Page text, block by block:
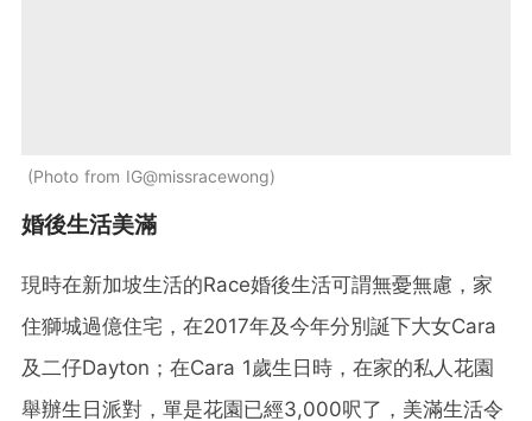
Photo from IG@missracewong
婚後生活美滿
現時在新加坡生活的Race婚後生活可謂無憂無慮，家
住獅城過億住宅，在2017年及今年分別誕下大女Cara
及二仔Dayton；在Cara 1歲生日時，在家的私人花園
舉辦生日派對，單是花園已經3,000呎了，美滿生活令